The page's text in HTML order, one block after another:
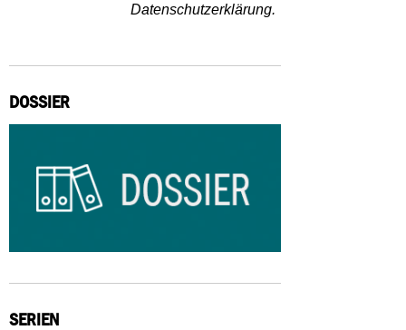
Datenschutzerklärung.
DOSSIER
SERIEN